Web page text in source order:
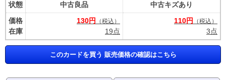
状態
価格
在庫
中古良品
130円
（税込）
19点
中古キズあり
110円
（税込）
3点
このカードを買う 販売価格の確認はこちら